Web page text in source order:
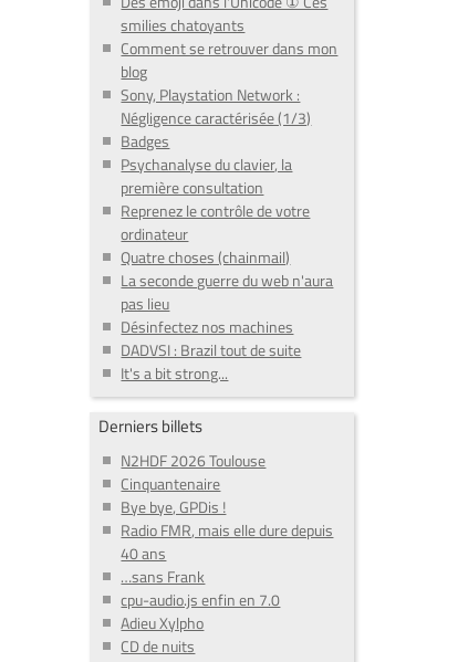
smilies chatoyants
Comment se retrouver dans mon
blog
Sony, Playstation Network :
Négligence caractérisée (1/3)
Badges
Psychanalyse du clavier, la
première consultation
Reprenez le contrôle de votre
ordinateur
Quatre choses (chainmail)
La seconde guerre du web n'aura
pas lieu
Désinfectez nos machines
DADVSI : Brazil tout de suite
It's a bit strong...
Derniers billets
N2HDF 2026 Toulouse
Cinquantenaire
Bye bye, GPDis !
Radio FMR, mais elle dure depuis
40 ans
…sans Frank
cpu-audio.js enfin en 7.0
Adieu Xylpho
CD de nuits